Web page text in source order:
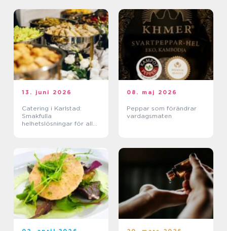
13. juni 2026
Catering i Karlstad:
Smakfulla
helhetslösningar för alla
08. maj 2026
Peppar som förändrar
vardagsmaten